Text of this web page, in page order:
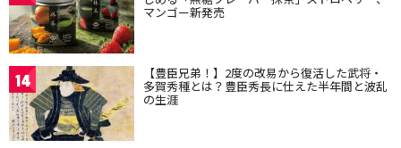
マンゴー新発売
14 【豊臣兄弟！】2度の改易から復活した武将・
多賀秀種とは？豊臣秀長に仕えた半年間と波乱
の生涯